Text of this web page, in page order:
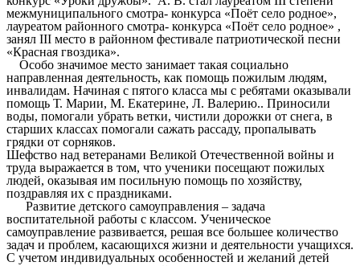
межмуниципального смотра- конкурса «Поёт село родное»,
лауреатом районного смотра- конкурса «Поёт село родное» ,
занял III место в районном фестивале патриотической песни
«Красная гвоздика».
Особо значимое место занимает такая социально
направленная деятельность, как помощь пожилым людям,
инвалидам. Начиная с пятого класса мы с ребятами оказывали
помощь Т. Марии, М. Екатерине, Л. Валерию.. Приносили
воды, помогали убрать ветки, чистили дорожки от снега, в
старших классах помогали сажать рассаду, пропалывать
грядки от сорняков.
Шефство над ветеранами Великой Отечественной войны и
труда выражается в том, что ученики посещают пожилых
людей, оказывая им посильную помощь по хозяйству,
поздравляя их с праздниками.
Развитие детского самоуправления – задача
воспитательной работы с классом. Ученическое
самоуправление развивается, решая все большее количество
задач и проблем, касающихся жизни и деятельности учащихся.
С учетом индивидуальных особенностей и желаний детей